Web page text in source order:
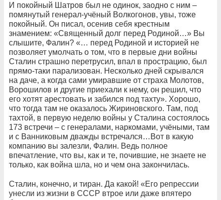
И покойный Шатров был не одинок, заодно с ним –
помянутый генерал-учёный Волкогонов, увы, тоже
покойный. Он писал, осенив себя крестным
знамением: «Священный долг перед Родиной…» Вы
слышите, Фалин? «… перед Родиной и историей не
позволяет умолчать о том, что в первые дни войны
Сталин страшно перетрусил, впал в прострацию, был
прямо-таки парализован. Несколько дней скрывался
на даче, а когда сами умиравшие от страха Молотов,
Ворошилов и другие приехали к нему, он решил, что
его хотят арестовать и забился под тахту». Хорошо,
что тогда там не оказалось Жириновского. Там, под
тахтой, в первую неделю войны у Сталина состоялось
173 встречи – с генералами, наркомами, учёными, там
и с Ванниковым дважды встречался…Вот в какую
компанию вы залезли, Фалин. Ведь полное
впечатление, что вы, как и те, почившие, не знаете не
только, как война шла, но и чем она закончилась.
Сталин, конечно, и тиран. Да какой! «Его репрессии
унесли из жизни в СССР втрое или даже впятеро